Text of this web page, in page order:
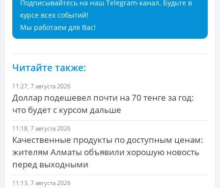
Подписывайтесь на наш Telegram-канал. Будьте в
курсе всех событий!
Мы работаем для Вас!
Читайте также:
11:27, 7 августа 2026
Доллар подешевел почти на 70 тенге за год:
что будет с курсом дальше
11:18, 7 августа 2026
Качественные продукты по доступным ценам:
жителям Алматы объявили хорошую новость
перед выходными
11:13, 7 августа 2026